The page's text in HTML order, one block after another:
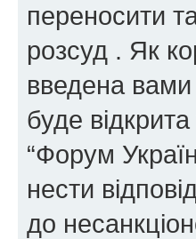
переносити
розсуд . Як
введена вами
буде
“Форум
нести
до